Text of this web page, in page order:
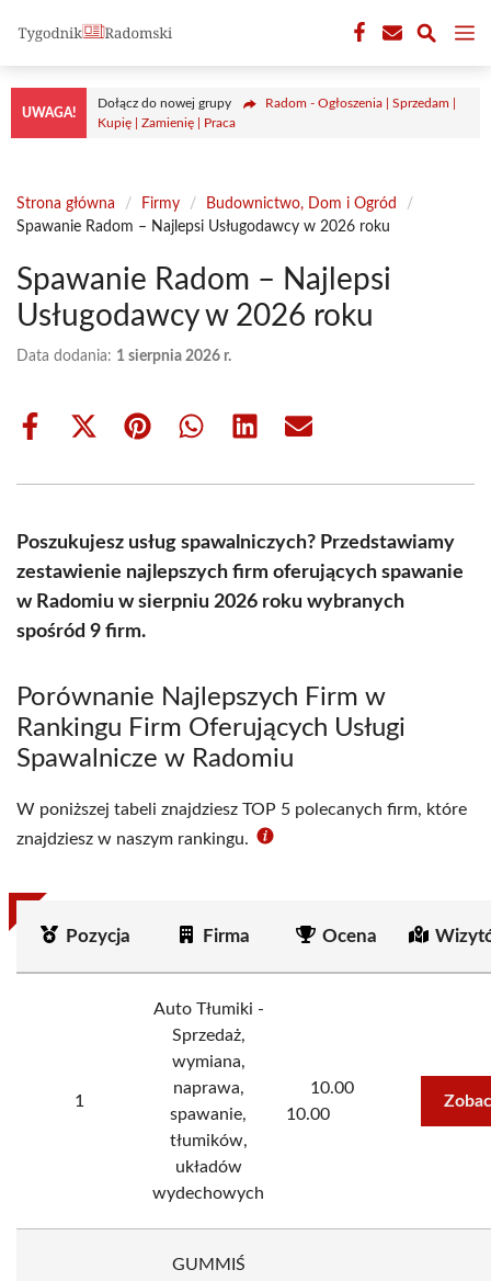
treści
UWAGA!
Dołącz do nowej grupy
Radom - Ogłoszenia | Sprzedam |
Kupię | Zamienię | Praca
Strona główna / Firmy / Budownictwo, Dom i Ogród
/
Spawanie Radom – Najlepsi Usługodawcy w 2026 roku
Spawanie Radom – Najlepsi
Usługodawcy w 2026 roku
Data dodania: 1 sierpnia 2026 r.
Share
Share
(Twitter)
Share Share Share Share
Poszukujesz usług spawalniczych? Przedstawiamy
zestawienie najlepszych firm oferujących spawanie
w Radomiu w sierpniu 2026 roku wybranych
spośród 9 firm.
Porównanie Najlepszych Firm w
Rankingu Firm Oferujących Usługi
Spawalnicze w Radomiu
W poniższej tabeli znajdziesz TOP 5 polecanych firm, które
znajdziesz w naszym rankingu.
Pozycja Firma Ocena
1
Auto Tłumiki -
Sprzedaż,
wymiana,
naprawa,
spawanie,
tłumików,
układów
wydechowych
10.00
10.00
GUMMIŚ